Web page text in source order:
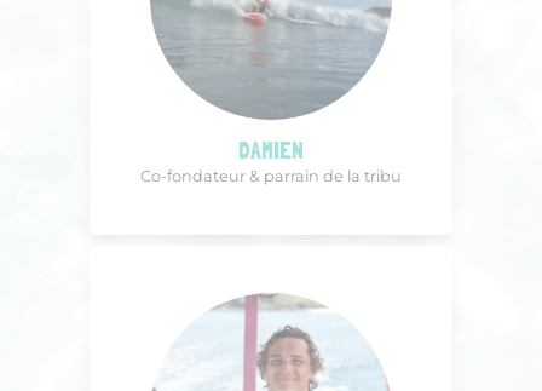
DAMIEN
Co-fondateur & parrain de la tribu